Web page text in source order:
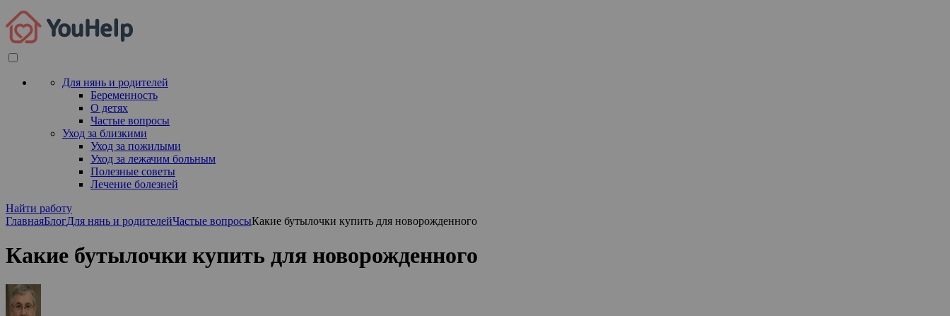
Для нянь и родителей
Беременность
О детях
Частые вопросы
Уход за близкими
Уход за пожилыми
Уход за лежачим больным
Полезные советы
Лечение болезней
Найти работу
ГлавнаяБлогДля нянь и родителейЧастые вопросыКакие бутылочки купить для новорожденного
Какие бутылочки купить для новорожденного